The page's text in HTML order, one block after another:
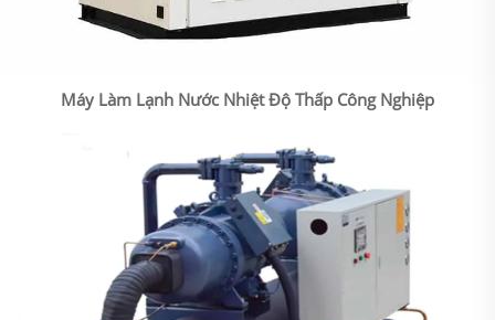
Máy Làm Lạnh Nước Nhiệt Độ Thấp Công Nghiệp